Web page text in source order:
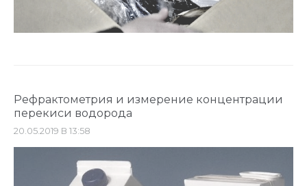
Рефрактометрия и измерение концентрации
перекиси водорода
20.05.2019 В 13:58